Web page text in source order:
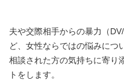
夫や交際相手からの暴力（
ど、女性ならではの悩みにつ
相談された方の気持ちに寄り
トをします。